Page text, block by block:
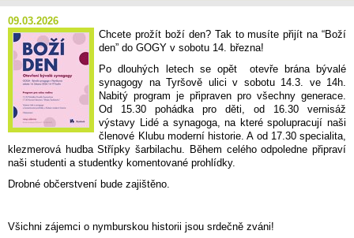
09.03.2026
Chcete prožít boží den? Tak to musíte přijít na “Boží
den” do GOGY v sobotu 14. března!
Po dlouhých letech se opět otevře brána bývalé
synagogy na Tyršově ulici v sobotu 14.3. ve 14h.
Nabitý program je připraven pro všechny generace.
Od 15.30 pohádka pro děti, od 16.30 vernisáž
výstavy Lidé a synagoga, na které spolupracují naši
členové Klubu moderní historie. A od 17.30 specialita,
klezmerová hudba Střípky šarbilachu. Během celého odpoledne připraví
naši studenti a studentky komentované prohlídky.
Drobné občerstvení bude zajištěno.
Všichni zájemci o nymburskou historii jsou srdečně zváni!